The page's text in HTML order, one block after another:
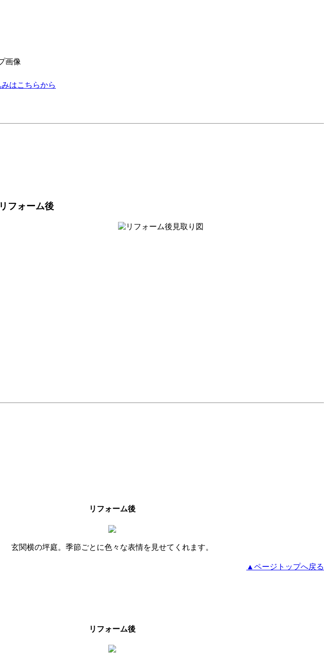
リフォーム後
リフォーム後
玄関横の坪庭。季節ごとに色々な表情を見せてくれます。
▲ページトップへ戻る
リフォーム後